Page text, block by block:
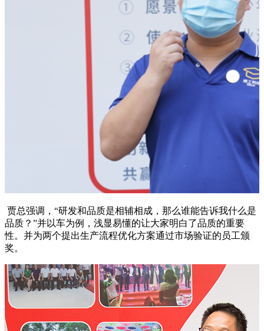
贾总强调，“研发和品质是相辅相成，那么谁能告诉我什么是
品质？”并以车为例，浅显易懂的让大家明白了品质的重要
性。并为两个提出生产流程优化方案通过市场验证的员工颁
奖。